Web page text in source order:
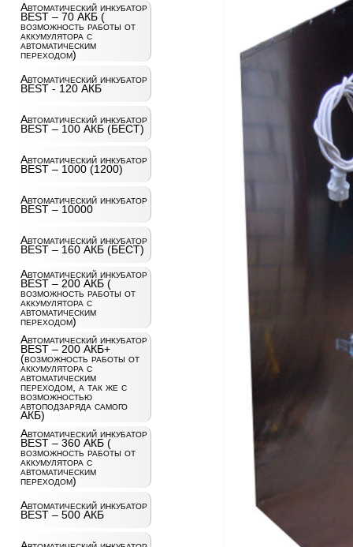
Автоматический инкубатор
BEST – 70 АКБ (
возможность работы от
аккумулятора с
автоматическим
переходом)
Автоматический инкубатор
BEST - 120 АКБ
Автоматический инкубатор
BEST – 100 АКБ (БЕСТ)
Автоматический инкубатор
BEST – 1000 (1200)
Автоматический инкубатор
BEST – 10000
Автоматический инкубатор
BEST – 160 АКБ (БЕСТ)
Автоматический инкубатор
BEST – 200 АКБ (
возможность работы от
аккумулятора с
автоматическим
переходом)
Автоматический инкубатор
BEST – 200 АКБ+
(возможность работы от
аккумулятора с
автоматическим
переходом, а так же с
возможностью
автоподзаряда самого
АКБ)
Автоматический инкубатор
BEST – 360 АКБ (
возможность работы от
аккумулятора с
автоматическим
переходом)
Автоматический инкубатор
BEST – 500 АКБ